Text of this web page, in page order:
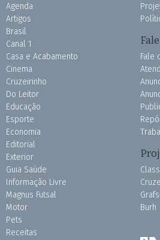
Agenda
Artigos
Brasil
Canal 1
Casa e Acabamento
Cinema
Cruzeirinho
Do Leitor
Educação
Esporte
Economia
Editorial
Exterior
Guia Saúde
Informação Livre
Magnus Futsal
Motor
Pets
Receitas
Fale
Burh